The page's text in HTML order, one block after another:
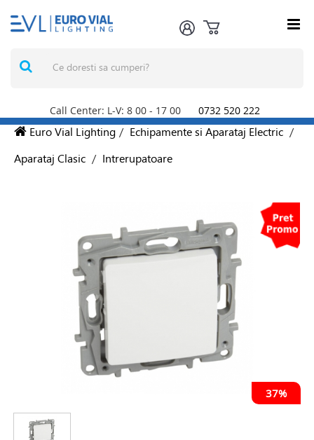
Call Center: L-V: 8 00 - 17 00 0732 520 222
Euro Vial Lighting / Echipamente si Aparataj Electric /
Aparataj Clasic / Intrerupatoare
37%